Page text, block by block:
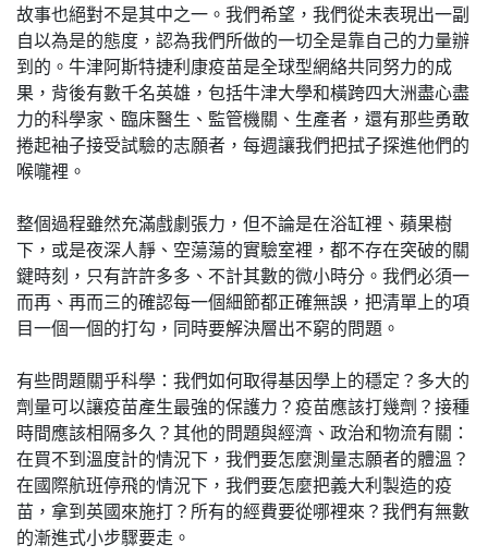
故事也絕對不是其中之一。我們希望，我們從未表現出一副
自以為是的態度，認為我們所做的一切全是靠自己的力量辦
到的。牛津阿斯特捷利康疫苗是全球型網絡共同努力的成
果，背後有數千名英雄，包括牛津大學和橫跨四大洲盡心盡
力的科學家、臨床醫生、監管機關、生產者，還有那些勇敢
捲起袖子接受試驗的志願者，每週讓我們把拭子探進他們的
喉嚨裡。
整個過程雖然充滿戲劇張力，但不論是在浴缸裡、蘋果樹
下，或是夜深人靜、空蕩蕩的實驗室裡，都不存在突破的關
鍵時刻，只有許許多多、不計其數的微小時分。我們必須一
而再、再而三的確認每一個細節都正確無誤，把清單上的項
目一個一個的打勾，同時要解決層出不窮的問題。
有些問題關乎科學：我們如何取得基因學上的穩定？多大的
劑量可以讓疫苗產生最強的保護力？疫苗應該打幾劑？接種
時間應該相隔多久？其他的問題與經濟、政治和物流有關：
在買不到溫度計的情況下，我們要怎麼測量志願者的體溫？
在國際航班停飛的情況下，我們要怎麼把義大利製造的疫
苗，拿到英國來施打？所有的經費要從哪裡來？我們有無數
的漸進式小步驟要走。